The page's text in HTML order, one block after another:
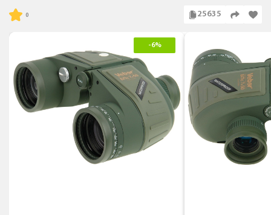
25635
-6%